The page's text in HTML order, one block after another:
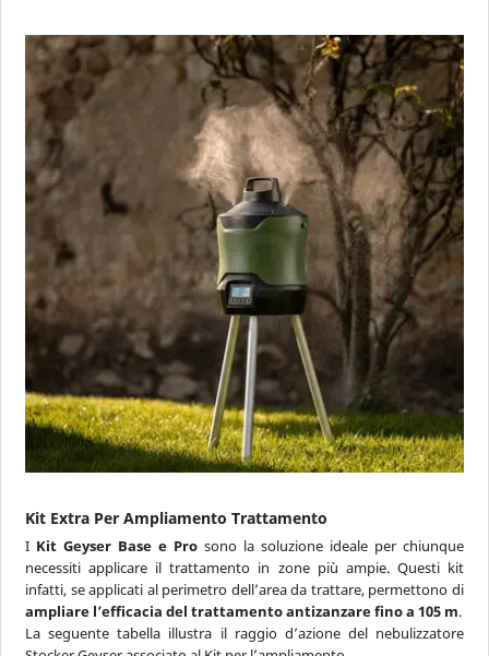
Kit Extra Per Ampliamento Trattamento
I Kit Geyser Base e Pro sono la soluzione ideale per chiunque
necessiti applicare il trattamento in zone più ampie. Questi kit
infatti, se applicati al perimetro dell’area da trattare, permettono di
ampliare l’efficacia del trattamento antizanzare fino a 105 m.
La seguente tabella illustra il raggio d’azione del nebulizzatore